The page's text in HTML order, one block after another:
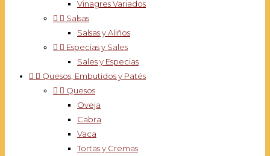
Vinagres Variados
  Salsas
Salsas y Aliños
  Especias y Sales
Sales y Especias
  Quesos, Embutidos y Patés
  Quesos
Oveja
Cabra
Vaca
Tortas y Cremas